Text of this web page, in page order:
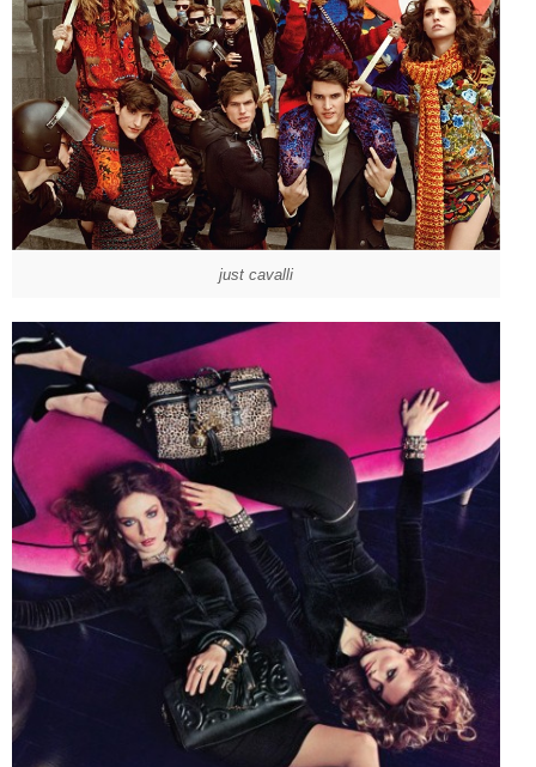
just cavalli